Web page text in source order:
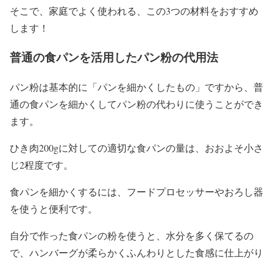
そこで、家庭でよく使われる、この3つの材料をおすすめ
します！
普通の食パンを活用したパン粉の代用法
パン粉は基本的に「パンを細かくしたもの」ですから、普
通の食パンを細かくしてパン粉の代わりに使うことができ
ます。
ひき肉200gに対しての適切な食パンの量は、おおよそ小さ
じ2程度です。
食パンを細かくするには、フードプロセッサーやおろし器
を使うと便利です。
自分で作った食パンの粉を使うと、水分を多く保てるの
で、ハンバーグが柔らかくふんわりとした食感に仕上がり